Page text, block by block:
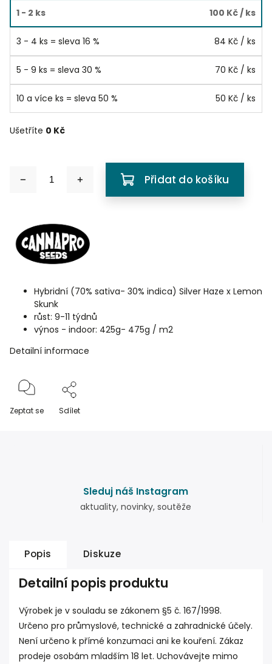
1 - 2 ks 100 Kč / ks
3 - 4 ks = sleva 16 % 84 Kč / ks
5 - 9 ks = sleva 30 % 70 Kč / ks
10 a více ks = sleva 50 % 50 Kč / ks
Ušetříte 0 Kč
Přidat do košíku
Hybridní (70% sativa- 30% indica) Silver Haze x Lemon
Skunk
růst: 9-11 týdnů
výnos - indoor: 425g- 475g / m2
Detailní informace
Zeptat se Sdílet
Sleduj náš Instagram
aktuality, novinky, soutěže
Popis Diskuze
Detailní popis produktu
Výrobek je v souladu se zákonem §5 č. 167/1998.
Určeno pro průmyslové, technické a zahradnické účely.
Není určeno k přímé konzumaci ani ke kouření. Zákaz
prodeje osobám mladším 18 let. Uchovávejte mimo